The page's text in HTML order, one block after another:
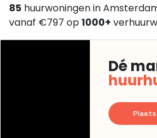
85 huurwoningen in
vanaf €797 op1000+
Dé